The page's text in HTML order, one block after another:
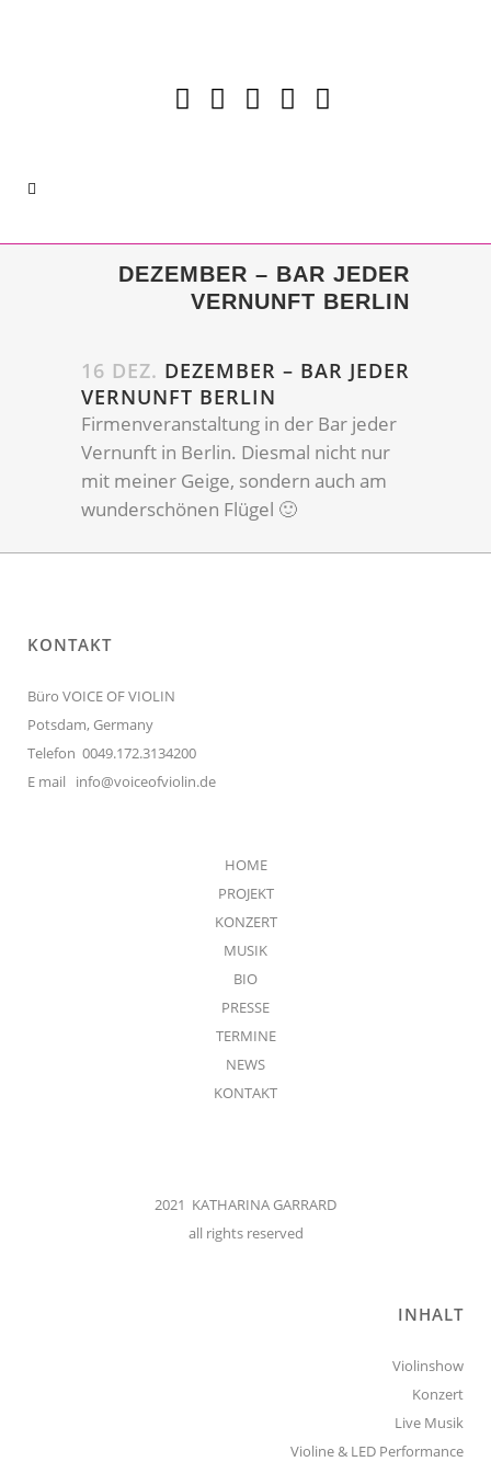
DEZEMBER – BAR JEDER
VERNUNFT BERLIN
16 DEZ. DEZEMBER – BAR JEDER
VERNUNFT BERLIN
Firmenveranstaltung in der Bar jeder
Vernunft in Berlin. Diesmal nicht nur
mit meiner Geige, sondern auch am
wunderschönen Flügel 🙂
KONTAKT
Büro VOICE OF VIOLIN
Potsdam, Germany
Telefon 0049.172.3134200
E mail info@voiceofviolin.de
HOME
PROJEKT
KONZERT
MUSIK
BIO
PRESSE
TERMINE
NEWS
KONTAKT
2021 KATHARINA GARRARD
all rights reserved
INHALT
Violinshow
Konzert
Live Musik
Violine & LED Performance